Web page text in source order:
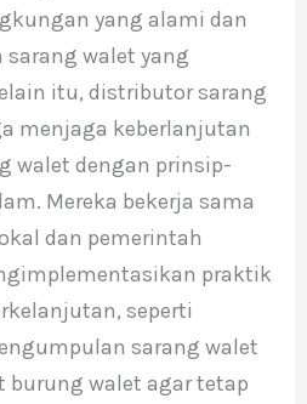
yang alami dan
walet yang
itu, distributor sarang
menjaga keberlanjutan
walet dengan prinsip-
Mereka bekerja sama
dan pemerintah
praktik
seperti
sarang walet
walet agar tetap